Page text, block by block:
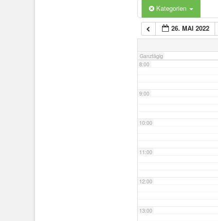
Kategorien
26. MAI 2022
Ganztägig
6:00
7:00
8:00
9:00
10:00
11:00
12:00
13:00